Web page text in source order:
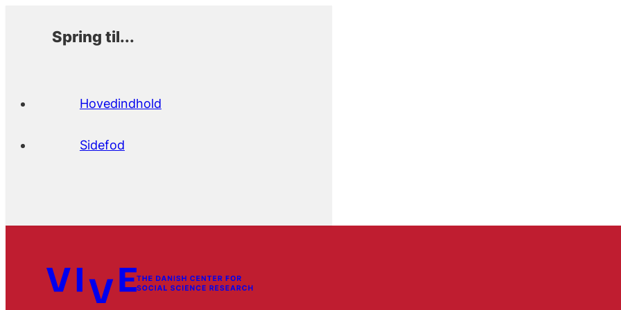
Spring til...
Hovedindhold
Sidefod